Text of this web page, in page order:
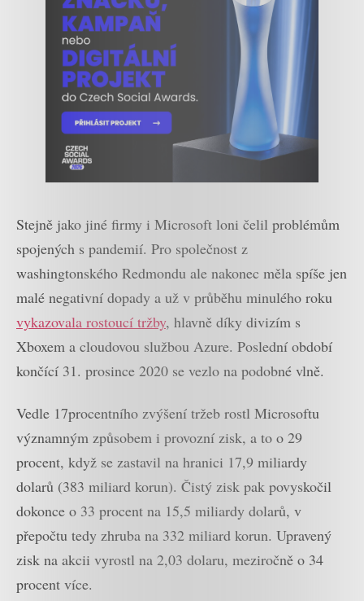
Stejně jako jiné firmy i Microsoft loni čelil problémům
spojených s pandemií. Pro společnost z
washingtonského Redmondu ale nakonec měla spíše jen
malé negativní dopady a už v průběhu minulého roku
vykazovala rostoucí tržby, hlavně díky divizím s
Xboxem a cloudovou službou Azure. Poslední období
končící 31. prosince 2020 se vezlo na podobné vlně.
Vedle 17procentního zvýšení tržeb rostl Microsoftu
významným způsobem i provozní zisk, a to o 29
procent, když se zastavil na hranici 17,9 miliardy
dolarů (383 miliard korun). Čistý zisk pak povyskočil
dokonce o 33 procent na 15,5 miliardy dolarů, v
přepočtu tedy zhruba na 332 miliard korun. Upravený
zisk na akcii vyrostl na 2,03 dolaru, meziročně o 34
procent více.